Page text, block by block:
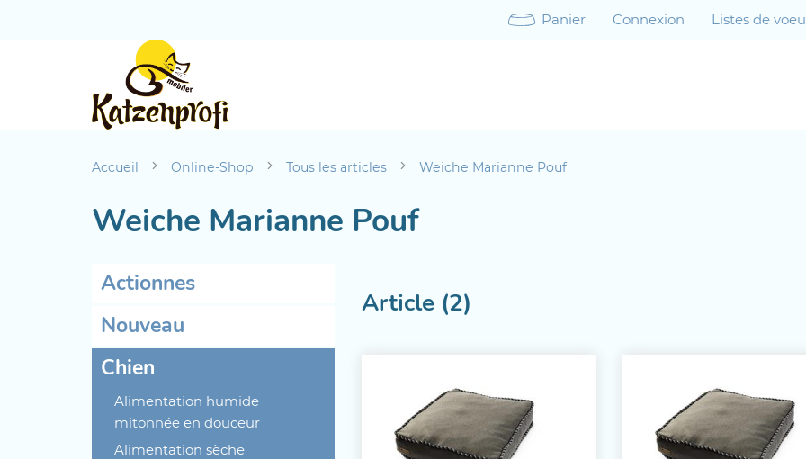
Panier Connexion Listes de
Accueil Online-Shop Tous les articles Weiche Marianne Pouf
Weiche Marianne Pouf
Actionnes
Nouveau
Chien
Alimentation humide
mitonnée en douceur
Alimentation sèche
Article (2)